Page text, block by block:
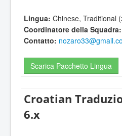
Lingua: Chinese, Traditional
Coordinatore della Squadra:
Contatto:
Scarica Pacchetto Lingua
Croatian
6.x